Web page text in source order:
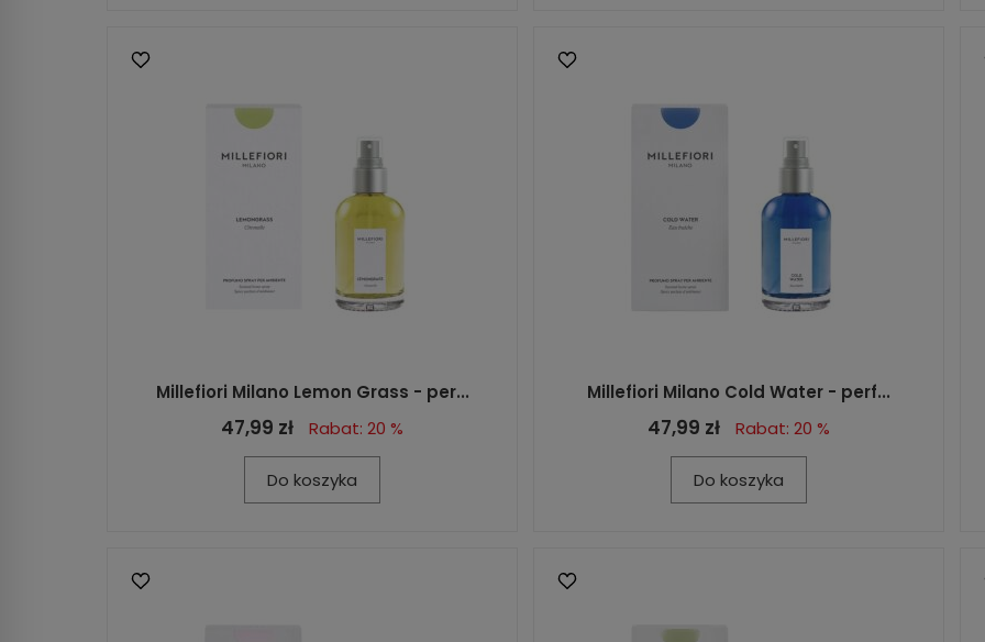
Millefiori Milano Lemon Grass - per...
47,99 zł Rabat: 20 %
Do koszyka
Millefiori Milano Cold Water - perf...
47,99 zł Rabat: 20 %
Do koszyka